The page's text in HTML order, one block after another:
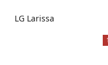
LG Larissa
1